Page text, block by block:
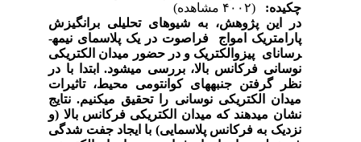
چکیده:
در این پژوهش، به شیوه­ای تحلیلی برانگیزش
پارامتریک امواج فراصوت در یک پلاسمای نیمه­
رسانای پیزوالکتریک و در حضور میدان الکتریکی
نوسانی فرکانس بالا، بررسی می­شود. ابتدا با در
نظر گرفتن جنبه­های کوانتومی محیط، تاثیرات
میدان الکتریکی نوسانی را تحقیق می­کنیم. نتایج
نشان می­دهند که میدان الکتریکی فرکانس بالا (و
نزدیک به فرکانس پلاسمایی) با ایجاد جفت شدگی